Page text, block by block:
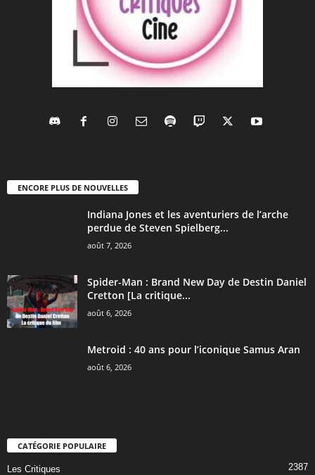
ENCORE PLUS DE NOUVELLES
Indiana Jones et les aventuriers de l’arche
perdue de Steven Spielberg...
août 7, 2026
Spider-Man : Brand New Day de Destin Daniel
Cretton [La critique...
août 6, 2026
Metroid : 40 ans pour l’iconique Samus Aran
août 6, 2026
CATÉGORIE POPULAIRE
Les Critiques 2387